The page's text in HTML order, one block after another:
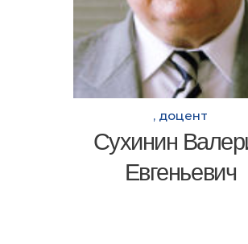
, доцент
Сухинин
Евгеньевич